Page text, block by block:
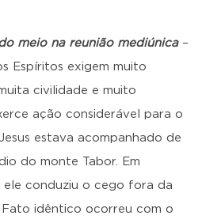
meio na reunião mediúnica –
Espíritos exigem muito
civilidade e muito
ação considerável para o
estava acompanhado de
do monte Tabor. Em
ele conduziu o cego fora da
idêntico ocorreu com o